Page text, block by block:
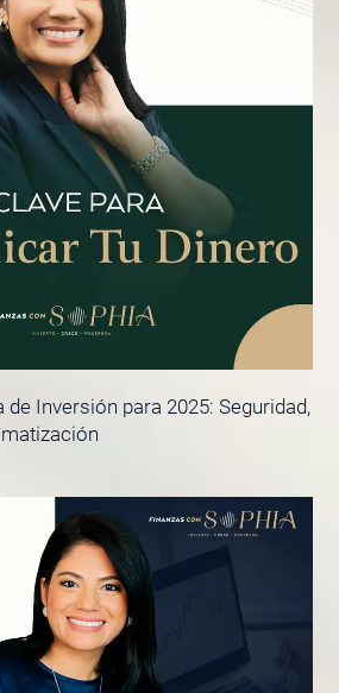
Inversión para 2025: Seguridad,